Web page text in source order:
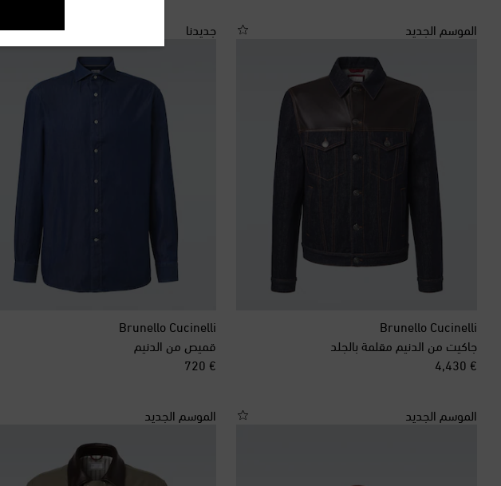
الموسم الجديد
Brunello Cucinelli
جاكيت من الدنيم مقلمة بالجلد
€ 4,430
original price
جديدنا
Brunello Cucinelli
قميص من الدنيم
€ 720
original price
الموسم الجديد الموسم الجديد